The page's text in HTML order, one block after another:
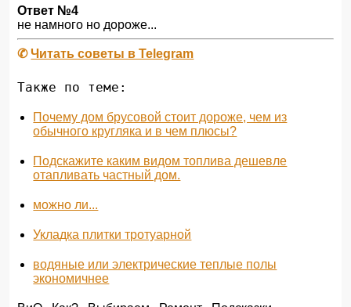
Ответ №4
не намного но дороже...
✆Читать советы в Telegram
Также по теме:
Почему дом брусовой стоит дороже, чем из
обычного кругляка и в чем плюсы?
Подскажите каким видом топлива дешевле
отапливать частный дом.
можно ли...
Укладка плитки тротуарной
водяные или электрические теплые полы
экономичнее